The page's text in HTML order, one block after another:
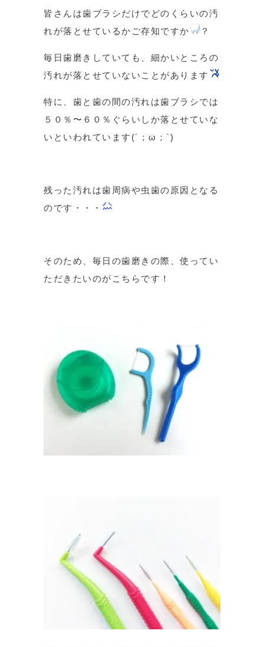
皆さんは歯ブラシだけでどのくらいの汚
れが落とせているかご存知ですか
？
毎日歯磨きしていても、細かいところの
汚れが落とせていないことがあります
特に、歯と歯の間の汚れは歯ブラシでは
５０％〜６０％ぐらいしか落とせていな
いといわれています(´；ω；`)
残った汚れは歯周病や虫歯の原因となる
のです・・・
そのため、毎日の歯磨きの際、使ってい
ただきたいのがこちらです！